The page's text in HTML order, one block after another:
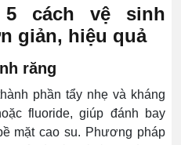
cách vệ sinh
giản, hiệu quả
răng
phần tẩy nhẹ và kháng
fluoride, giúp đánh bay
mặt cao su. Phương pháp